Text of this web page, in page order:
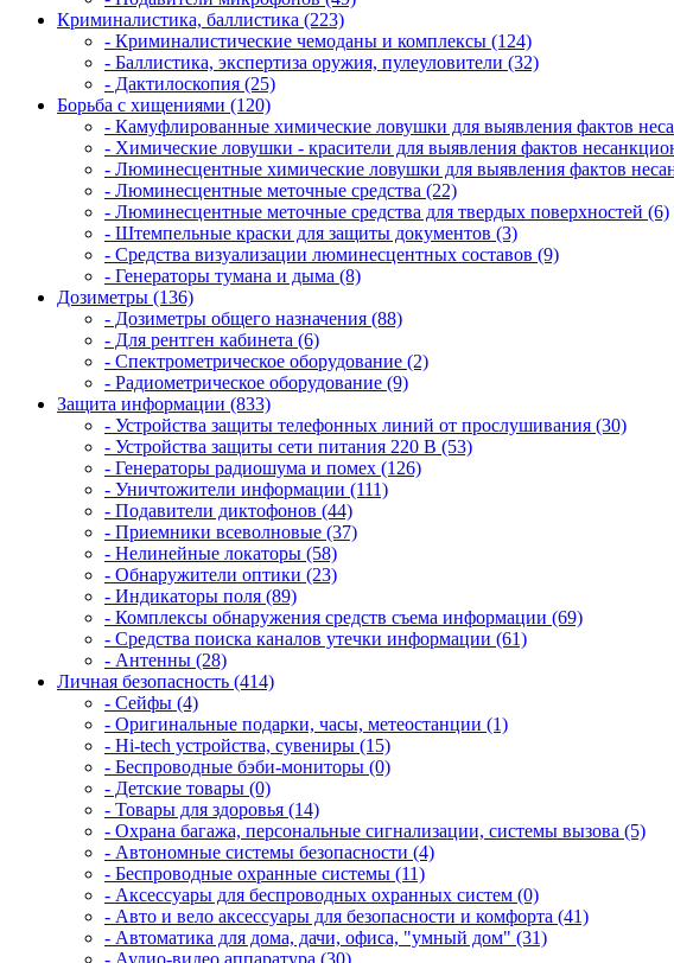
Криминалистика, баллистика (223)
- Криминалистические чемоданы и комплексы (124)
- Баллистика, экспертиза оружия, пулеуловители (32)
- Дактилоскопия (25)
Борьба с хищениями (120)
- Камуфлированные химические ловушки для выявления фактов
- Химические ловушки - красители для выявления фактов
- Люминесцентные химические ловушки для выявления фактов
- Люминесцентные меточные средства (22)
- Люминесцентные меточные средства для твердых поверхностей (6)
- Штемпельные краски для защиты документов (3)
- Средства визуализации люминесцентных составов (9)
- Генераторы тумана и дыма (8)
Дозиметры (136)
- Дозиметры общего назначения (88)
- Для рентген кабинета (6)
- Спектрометрическое оборудование (2)
- Радиометрическое оборудование (9)
Защита информации (833)
- Устройства защиты телефонных линий от прослушивания (30)
- Устройства защиты сети питания 220 В (53)
- Генераторы радиошума и помех (126)
- Уничтожители информации (111)
- Подавители диктофонов (44)
- Приемники всеволновые (37)
- Нелинейные локаторы (58)
- Обнаружители оптики (23)
- Индикаторы поля (89)
- Комплексы обнаружения средств съема информации (69)
- Средства поиска каналов утечки информации (61)
- Антенны (28)
Личная безопасность (414)
- Сейфы (4)
- Оригинальные подарки, часы, метеостанции (1)
- Hi-tech устройства, сувениры (15)
- Беспроводные бэби-мониторы (0)
- Детские товары (0)
- Товары для здоровья (14)
- Охрана багажа, персональные сигнализации, системы вызова (5)
- Автономные системы безопасности (4)
- Беспроводные охранные системы (11)
- Аксессуары для беспроводных охранных систем (0)
- Авто и вело аксессуары для безопасности и комфорта (41)
- Автоматика для дома, дачи, офиса, "умный дом" (31)
- Аудио-видео аппаратура (30)